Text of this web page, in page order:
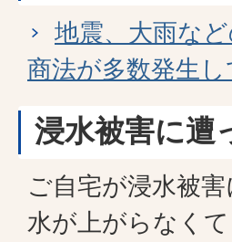
地震、大雨な
商法が多数発生
浸水被害に遭
ご自宅が浸水被
水が上がらなく